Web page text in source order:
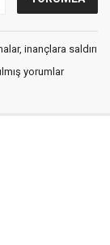
inançlara saldırı
yorumlar